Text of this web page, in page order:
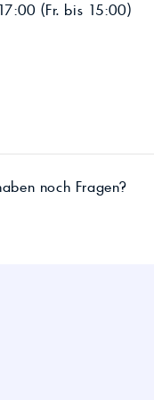
(Fr. bis 15:00)
noch Fragen?